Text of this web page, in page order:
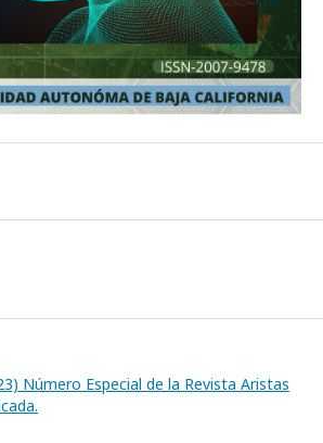
Número Especial de la Revista Aristas